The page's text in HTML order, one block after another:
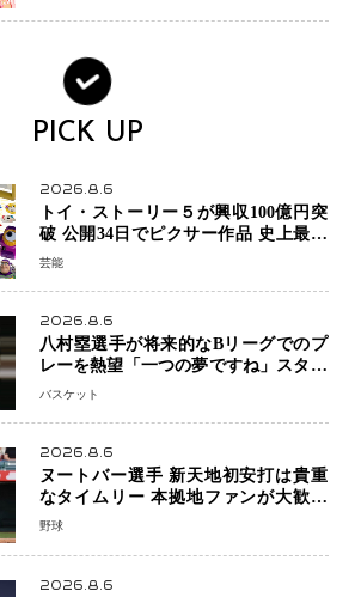
PICK UP
2026.8.6
トイ・ストーリー５が興収100億円突
破 公開34日でピクサー作品 史上最速
日本歴代シリーズ最高更新も目前
芸能
2026.8.6
八村塁選手が将来的なBリーグでのプ
レーを熱望「一つの夢ですね」スター
帰還がリーグ価値を押し上げる可能性
バスケット
2026.8.6
ヌートバー選手 新天地初安打は貴重
なタイムリー 本拠地ファンが大歓声
笑顔で歓喜
野球
2026.8.6